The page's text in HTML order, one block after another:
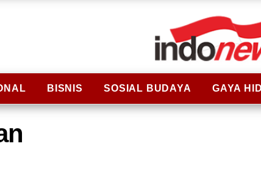
BISNIS SOSIAL BUDAYA GAYA